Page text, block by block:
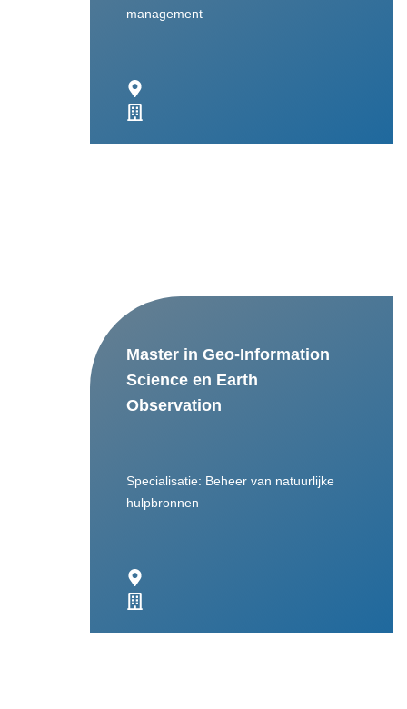
management
Master in Geo-Information
Science en Earth
Observation
Specialisatie: Beheer van natuurlijke
hulpbronnen